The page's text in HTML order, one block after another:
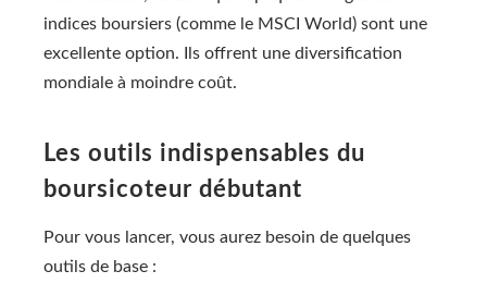
indices boursiers (comme le MSCI World) sont une
excellente option. Ils offrent une diversification
mondiale à moindre coût.
Les outils indispensables du
boursicoteur débutant
Pour vous lancer, vous aurez besoin de quelques
outils de base :